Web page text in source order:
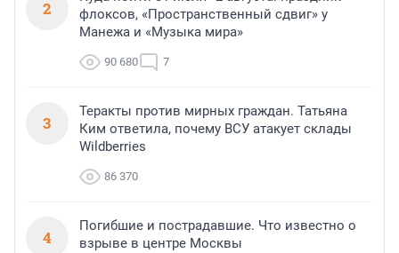
2
флоксов, «Пространственный сдвиг» у
Манежа и «Музыка мира»
90 680 7
3
Теракты против мирных граждан. Татьяна
Ким ответила, почему ВСУ атакует склады
Wildberries
86 370
4
Погибшие и пострадавшие. Что известно о
взрыве в центре Москвы